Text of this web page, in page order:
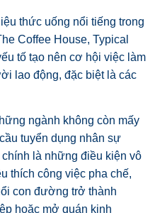
thức uống nổi tiếng trong
Coffee House, Typical
tố tạo nên cơ hội việc làm
lao động, đặc biệt là các
ngành không còn mấy
tuyển dụng nhân sự
là những điều kiện vô
thích công việc pha chế,
con đường trở thành
hoặc mở quán kinh